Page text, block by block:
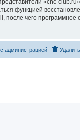
«cnc-
функцией
после чего программное
администрацией